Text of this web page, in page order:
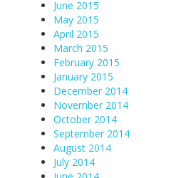
June 2015
May 2015
April 2015
March 2015
February 2015
January 2015
December 2014
November 2014
October 2014
September 2014
August 2014
July 2014